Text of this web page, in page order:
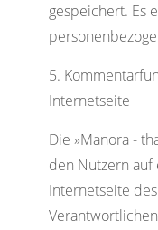
gespeichert. Es
Internetseite
Die »Manora -
den Nutzern auf
Internetseite